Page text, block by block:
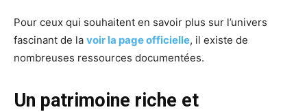
Pour ceux qui souhaitent en savoir plus sur l’univers
fascinant de la voir la page officielle, il existe de
nombreuses ressources documentées.
Un patrimoine riche et